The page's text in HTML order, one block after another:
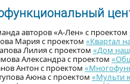
авторов «А-Лен» с проектом
Мария с проектом «Квартал
Лилия с проектом «Дом
Александра с проектом
Антон с проектом
Аюна с проектом «Мульти